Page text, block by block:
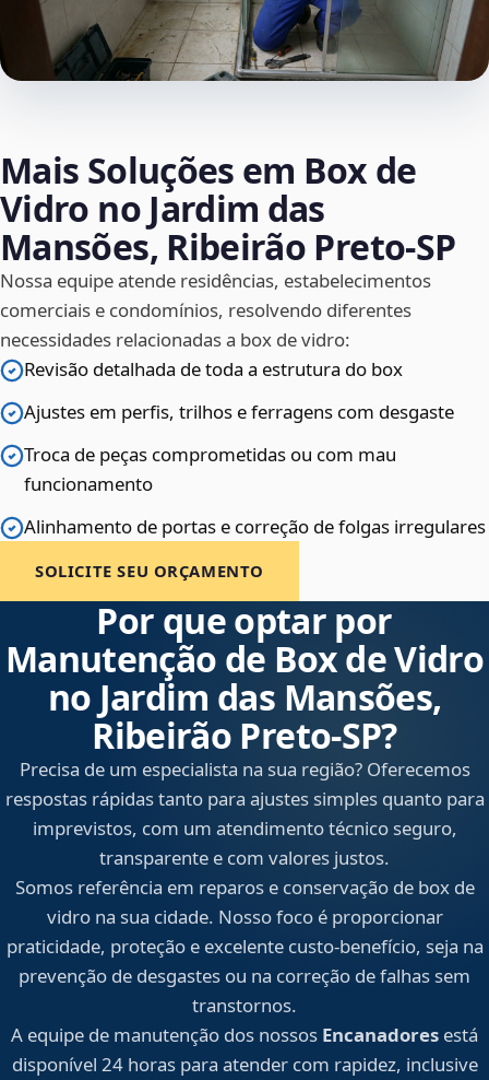
Mais Soluções em Box de
Vidro no Jardim das
Mansões, Ribeirão Preto‑SP
Nossa equipe atende residências, estabelecimentos
comerciais e condomínios, resolvendo diferentes
necessidades relacionadas a box de vidro:
Revisão detalhada de toda a estrutura do box
Ajustes em perfis, trilhos e ferragens com desgaste
Troca de peças comprometidas ou com mau
funcionamento
Alinhamento de portas e correção de folgas irregulares
SOLICITE SEU ORÇAMENTO
Por que optar por
Manutenção de Box de Vidro
no Jardim das Mansões,
Ribeirão Preto‑SP?
Precisa de um especialista na sua região? Oferecemos
respostas rápidas tanto para ajustes simples quanto para
imprevistos, com um atendimento técnico seguro,
transparente e com valores justos.
Somos referência em reparos e conservação de box de
vidro na sua cidade. Nosso foco é proporcionar
praticidade, proteção e excelente custo-benefício, seja na
prevenção de desgastes ou na correção de falhas sem
transtornos.
A equipe de manutenção dos nossos Encanadores está
disponível 24 horas para atender com rapidez, inclusive